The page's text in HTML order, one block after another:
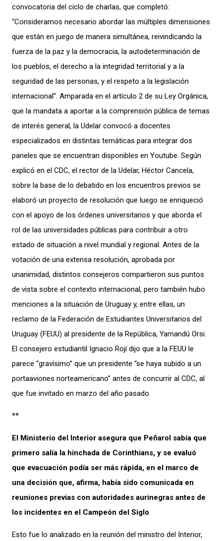
convocatoria del ciclo de charlas, que completó:
“Consideramos necesario abordar las múltiples dimensiones
que están en juego de manera simultánea, reivindicando la
fuerza de la paz y la democracia, la autodeterminación de
los pueblos, el derecho a la integridad territorial y a la
seguridad de las personas, y el respeto a la legislación
internacional”. Amparada en el artículo 2 de su Ley Orgánica,
que la mandata a aportar a la comprensión pública de temas
de interés general, la Udelar convocó a docentes
especializados en distintas temáticas para integrar dos
paneles que se encuentran disponibles en Youtube. Según
explicó en el CDC, el rector de la Udelar, Héctor Cancela,
sobre la base de lo debatido en los encuentros previos se
elaboró un proyecto de resolución que luego se enriqueció
con el apoyo de los órdenes universitarios y que aborda el
rol de las universidades públicas para contribuir a otro
estado de situación a nivel mundial y regional. Antes de la
votación de una extensa resolución, aprobada por
unanimidad, distintos consejeros compartieron sus puntos
de vista sobre el contexto internacional, pero también hubo
menciones a la situación de Uruguay y, entre ellas, un
reclamo de la Federación de Estudiantes Universitarios del
Uruguay (FEUU) al presidente de la República, Yamandú Orsi.
El consejero estudiantil Ignacio Rojí dijo que a la FEUU le
parece “gravísimo” que un presidente “se haya subido a un
portaaviones norteamericano” antes de concurrir al CDC, al
que fue invitado en marzo del año pasado.
**
El Ministerio del Interior asegura que Peñarol sabía que
primero salía la hinchada de Corinthians, y se evaluó
que evacuación podía ser más rápida, en el marco de
una decisión que, afirma, había sido comunicada en
reuniones previas con autoridades aurinegras antes de
los incidentes en el Campeón del Siglo.
Esto fue lo analizado en la reunión del ministro del Interior,